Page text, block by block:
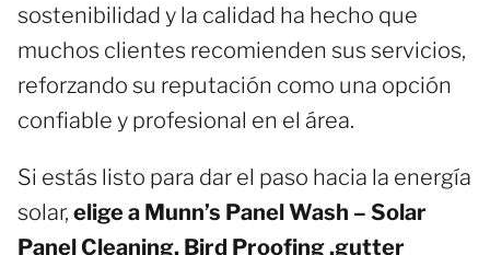
sostenibilidad y la calidad ha hecho que
muchos clientes recomienden sus servicios,
reforzando su reputación como una opción
confiable y profesional en el área.
Si estás listo para dar el paso hacia la energía
solar, elige a Munn’s Panel Wash – Solar
Panel Cleaning, Bird Proofing ,gutter